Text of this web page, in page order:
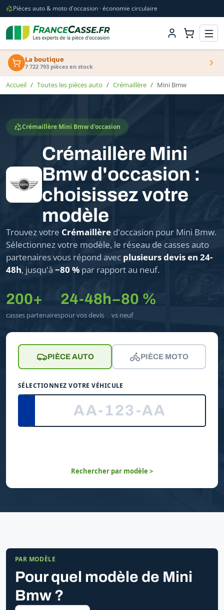
Pièces auto & moto d'occasion · économie circulaire
La boutique
7 722 793 pièces en stock
Accueil Toutes les pièces auto Crémaillère Mini Bmw
Crémaillère Mini Bmw d'occasion
Crémaillère Mini
Bmw d'occasion :
choisissez votre
modèle
Trouvez votre Crémaillère d'occasion pour Mini Bmw.
Sélectionnez votre modèle, le réseau de casses auto
partenaires vous répond avec plusieurs devis en 24-
48h, jusqu'à −80 % par rapport au neuf.
200+
casses partenaires
24-48h
pour vos devis
−80 %
vs neuf
PIÈCE AUTO PIÈCE MOTO
SÉLECTIONNEZ VOTRE VÉHICULE
Rechercher par modèle >
PAR MODÈLE
Pour quel modèle de Mini
Bmw ?